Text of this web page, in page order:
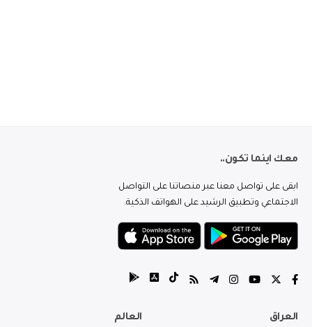
معك اينما تكون..
ابقى على تواصل معنا عبر منصاتنا على التواصل
الاجتماعي وتطبيق الرشيد على الهواتف الذكية.
العراق العالم